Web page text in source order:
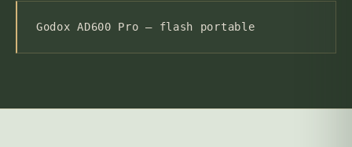
Godox AD600 Pro — flash portable